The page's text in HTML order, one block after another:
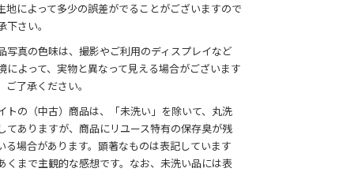
地によって多少の誤差がでることがございますので
下さい。
写真の色味は、撮影やご利用のディスプレイなど
によって、実物と異なって見える場合がございます
ご了承ください。
トの（中古）商品は、「未洗い」を除いて、丸洗
てありますが、商品にリユース特有の保存臭が残
る場合があります。顕著なものは表記しています
くまで主観的な感想です。なお、未洗い品には表